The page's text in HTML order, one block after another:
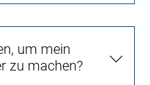
um mein
zu machen?